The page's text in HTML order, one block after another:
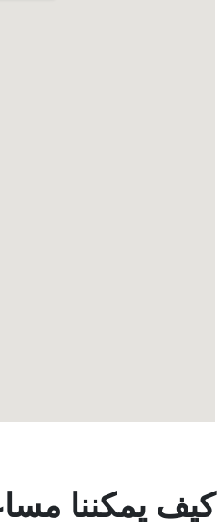
كيف يمكننا